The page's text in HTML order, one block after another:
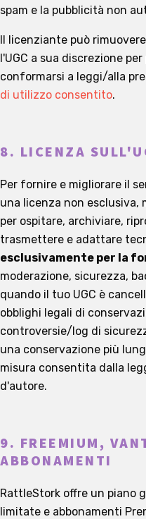
spam e la pubblicità non
Il licenziante può
l'UGC a sua discrezione
conformarsi a leggi/alla
di utilizzo consentito.
8. LICENZA
Per fornire e migliorare il
una licenza non
per ospitare, archiviare,
trasmettere e adattare
esclusivamente per la
moderazione, sicurezza,
quando il tuo UGC è
obblighi legali di
controversie/log di
una conservazione più
misura consentita dalla
d'autore.
9. FREEMIUM,
ABBONAMENTI
RattleStork offre un piano
limitate e abbonamenti